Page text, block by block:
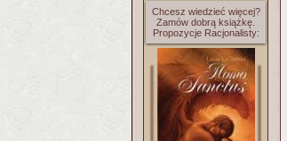
Chcesz wiedzieć więcej?
Zamów dobrą książkę.
Propozycje Racjonalisty: